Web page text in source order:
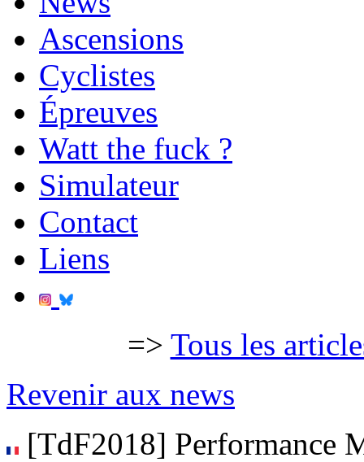
Ascensions
Cyclistes
Épreuves
Watt the fuck ?
Simulateur
Contact
Liens
=> Tous les
Revenir aux news
[TdF2018] Performance